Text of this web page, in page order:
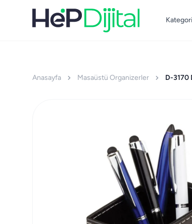
Anasayfa Masaüstü Organizerler D-3170